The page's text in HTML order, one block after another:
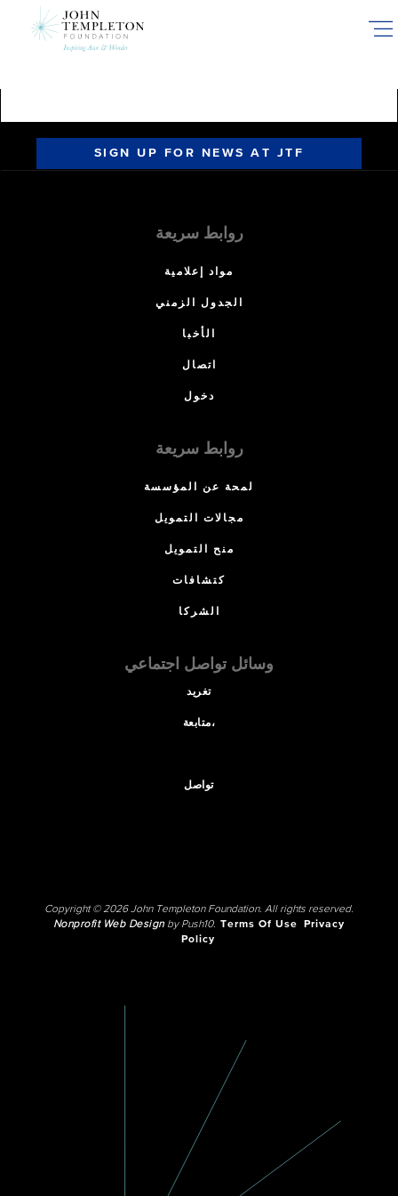
SIGN UP FOR NEWS AT JTF
روابط سريعة
مواد إعلامية
الجدول الزمني
الأخبا
اتصال
دخول
روابط سريعة
لمحة عن المؤسسة
مجالات التمويل
منح التمويل
كتشافات
الشركا
وسائل تواصل اجتماعي
تغريد
متابعة،
تواصل
Copyright © 2026 John Templeton Foundation. All rights reserved.
Nonprofit Web Designby Push10. Terms Of Use
Privacy
Policy